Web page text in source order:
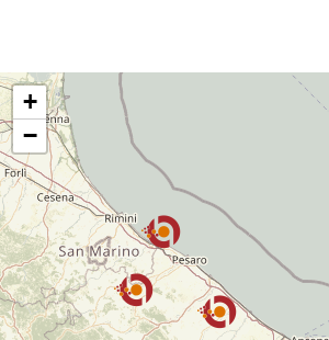
+
−